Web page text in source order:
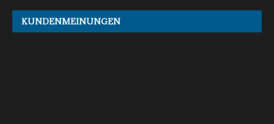
KUNDENMEINUNGEN